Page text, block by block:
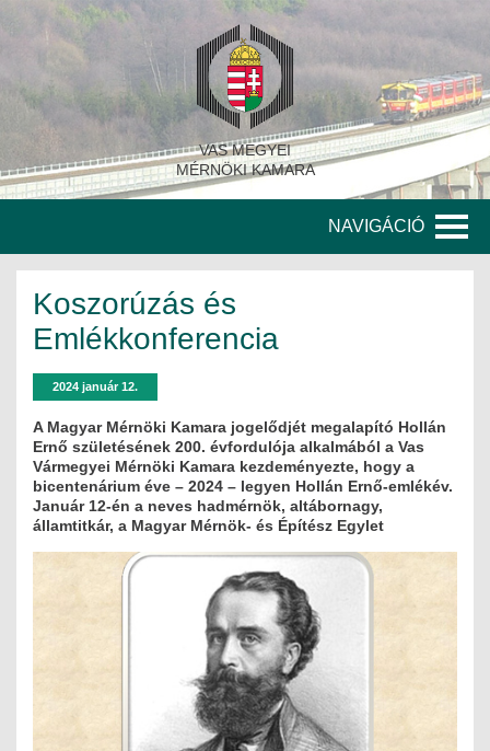
VAS MEGYEI
MÉRNÖKI KAMARA
NAVIGÁCIÓ
A KAMARA TÖRTÉNETE
SZERVEZETI FELÉPÍTÉS
KITÜNTETETT MÉRNÖKÖK
KORÁBBI TISZTSÉGVISELŐK
MÉRNÖK ELŐDÖK
IGAZGATÁSI, SZOLGÁLTATÁSI DÍJAK
Koszorúzás és
Emlékkonferencia
2024 január 12.
A Magyar Mérnöki Kamara jogelődjét megalapító Hollán
Ernő születésének 200. évfordulója alkalmából a Vas
Vármegyei Mérnöki Kamara kezdeményezte, hogy a
bicentenárium éve – 2024 – legyen Hollán Ernő-emlékév.
Január 12-én a neves hadmérnök, altábornagy,
államtitkár, a Magyar Mérnök- és Építész Egylet